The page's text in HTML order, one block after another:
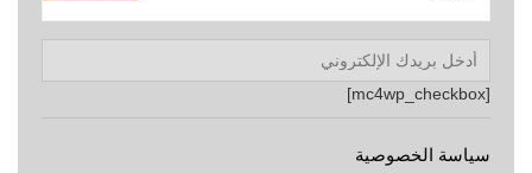
[mc4wp_checkbox]
سياسة الخصوصية